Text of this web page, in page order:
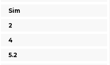
Sim
2
4
5.2